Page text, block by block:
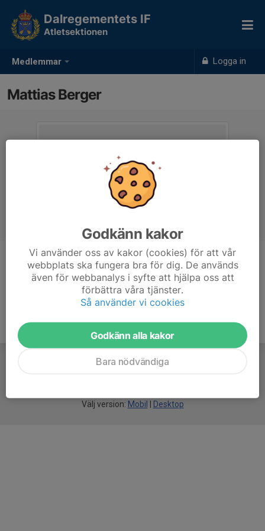
Medlemmar Logga in
Dalregementets IF
Atletsektionen
Mattias Berger
Ålder 40 år
Välj version: Mobil Desktop
Godkänn kakor
Vi använder oss av kakor (cookies) för att vår
webbplats ska fungera bra för dig. De används
även för webbanalys i syfte att hjälpa oss att
förbättra våra tjänster.
Så använder vi cookies
Godkänn alla kakor
Bara nödvändiga